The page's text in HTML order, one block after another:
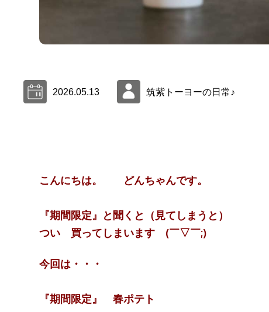
2026.05.13 筑紫トーヨーの日常♪